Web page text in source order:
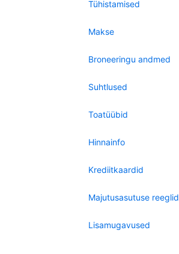
Tühistamised
Makse
Broneeringu andmed
Suhtlused
Toatüübid
Hinnainfo
Krediitkaardid
Majutusasutuse reeglid
Lisamugavused